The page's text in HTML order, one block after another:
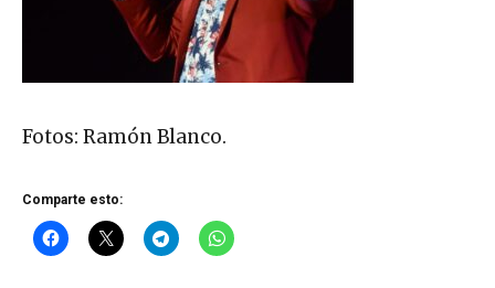
Fotos: Ramón Blanco.
Comparte esto: